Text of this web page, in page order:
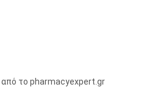
από το pharmacyexpert.gr